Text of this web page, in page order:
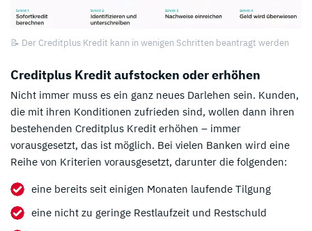
📝 Der Creditplus Kredit kann in wenigen Schritten beantragt werden
Creditplus Kredit aufstocken oder erhöhen
Nicht immer muss es ein ganz neues Darlehen sein. Kunden,
die mit ihren Konditionen zufrieden sind, wollen dann ihren
bestehenden Creditplus Kredit erhöhen – immer
vorausgesetzt, das ist möglich. Bei vielen Banken wird eine
Reihe von Kriterien vorausgesetzt, darunter die folgenden:
eine bereits seit einigen Monaten laufende Tilgung
eine nicht zu geringe Restlaufzeit und Restschuld